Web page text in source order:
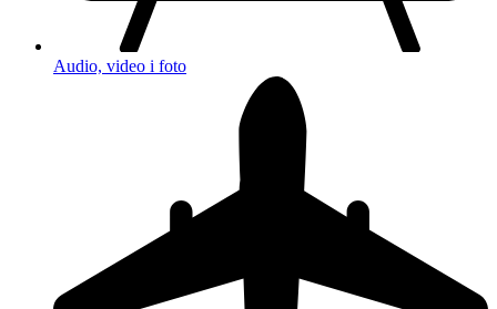
Audio, video i foto